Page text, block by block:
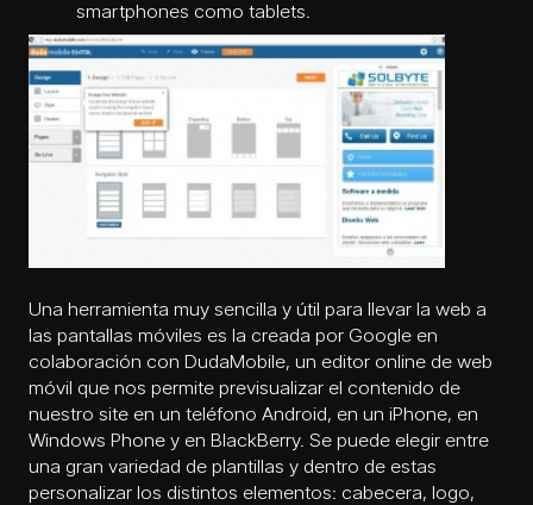
smartphones como tablets.
Una herramienta muy sencilla y útil para llevar la web a
las pantallas móviles es la creada por Google en
colaboración con DudaMobile, un editor online de web
móvil que nos permite previsualizar el contenido de
nuestro site en un teléfono Android, en un iPhone, en
Windows Phone y en BlackBerry. Se puede elegir entre
una gran variedad de plantillas y dentro de estas
personalizar los distintos elementos: cabecera, logo,